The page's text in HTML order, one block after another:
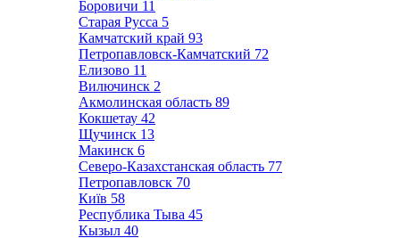
Боровичи 11
Старая Русса 5
Камчатский край 93
Петропавловск-Камчатский 72
Елизово 11
Вилючинск 2
Акмолинская область 89
Кокшетау 42
Щучинск 13
Макинск 6
Северо-Казахстанская область 77
Петропавловск 70
Київ 58
Республика Тыва 45
Кызыл 40